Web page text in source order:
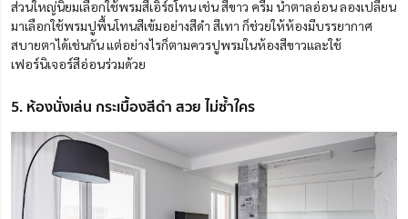
ส่วนใหญ่นิยมเลือกใช้พรมสีเอิร์ธโทน เช่น สีขาว ครีม น้ำตาลอ่อน ลองเปลี่ยน
มาเลือกใช้พรมปูพื้นโทนสีเข้มอย่างสีดำ สีเทา ก็ช่วยให้ห้องมีบรรยากาศ
สบายตาได้เช่นกัน แต่อย่างไรก็ตามควรปูพรมในห้องสีขาวและใช้
เฟอร์นิเจอร์สีอ่อนร่วมด้วย
5. ห้องนั่งเล่น กระเบื้องสีดำ สวย ไม่ซ้ำใคร